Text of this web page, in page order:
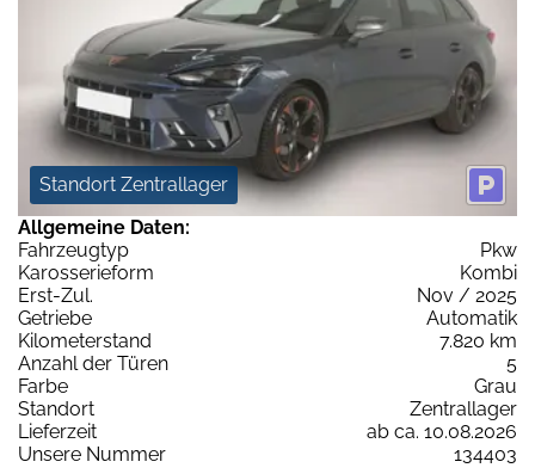
Standort Zentrallager
Allgemeine Daten:
Fahrzeugtyp
Pkw
Karosserieform
Kombi
Erst-Zul.
Nov / 2025
Getriebe
Automatik
Kilometerstand
7.820 km
Anzahl der Türen
5
Farbe
Grau
Standort
Zentrallager
Lieferzeit
ab ca. 10.08.2026
Unsere Nummer
134403